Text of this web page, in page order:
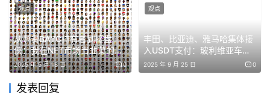
才能生存。每一个移动稳定币的数字银行、钱包或金融科技
公司都在产生收益——唯一的问题是谁在保留它。
认识到这一点的建设者正在从默认选择转向提供可编程性、
嵌入式金融轨道和模块化基础设施的选项。
从尊贵BAYC持有者到接盘
侠：我在NFT市场当韭菜的奇
幻漂流
2025 年 5 月 18 日 0
观点
丰田、比亚迪、雅马哈集体接
入USDT支付：玻利维亚车市
开启“数字美元”时代
2025 年 9 月 25 日 0
观点
发表回复